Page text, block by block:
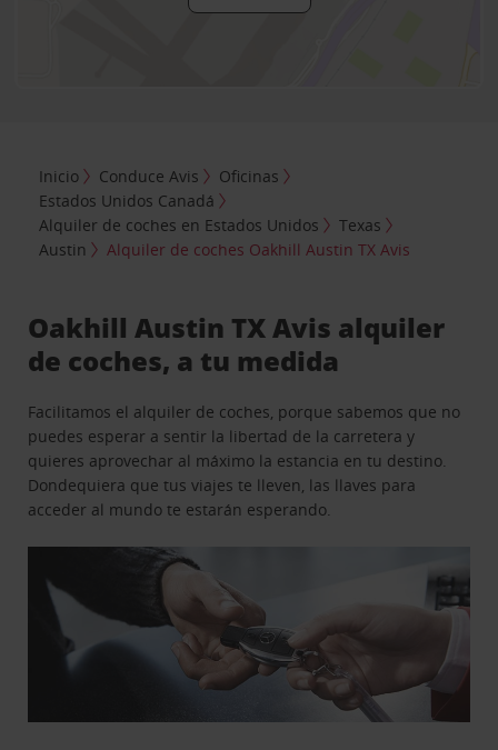
Inicio Conduce Avis
Oficinas
Estados Unidos Canadá
Alquiler de coches en Estados Unidos
Texas
Austin
Alquiler de coches Oakhill Austin TX Avis
Oakhill Austin TX Avis alquiler
de coches, a tu medida
Facilitamos el alquiler de coches, porque sabemos que no
puedes esperar a sentir la libertad de la carretera y
quieres aprovechar al máximo la estancia en tu destino.
Dondequiera que tus viajes te lleven, las llaves para
acceder al mundo te estarán esperando.